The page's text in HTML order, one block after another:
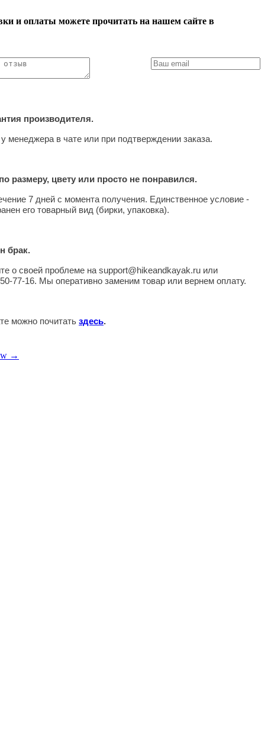
и оплаты можете прочитать на нашем сайте в
производителя.
менеджера в чате или при подтверждении заказа.
размеру, цвету или просто не понравился.
7 дней с момента получения. Единственное условие -
его товарный вид (бирки, упаковка).
брак.
о своей проблеме на support@hikeandkayak.ru или
77-16. Мы оперативно заменим товар или вернем оплату.
можно почитать здесь.
→